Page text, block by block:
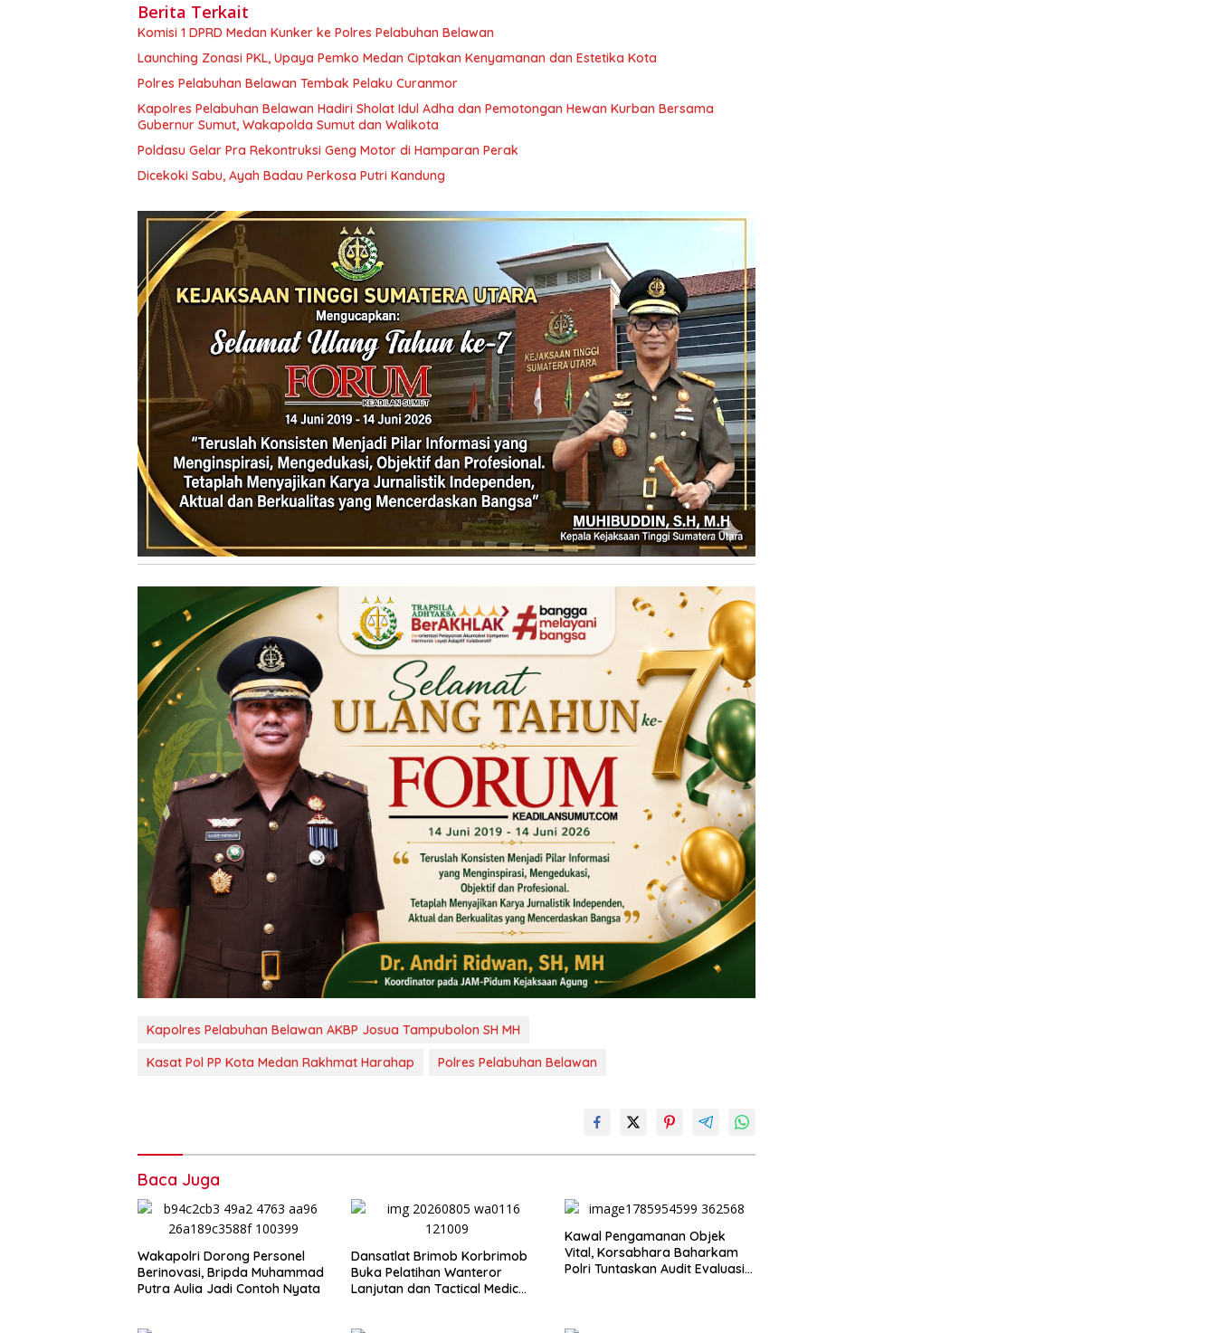
Berita Terkait
Komisi 1 DPRD Medan Kunker ke Polres Pelabuhan Belawan
Launching Zonasi PKL, Upaya Pemko Medan Ciptakan Kenyamanan dan Estetika Kota
Polres Pelabuhan Belawan Tembak Pelaku Curanmor
Kapolres Pelabuhan Belawan Hadiri Sholat Idul Adha dan Pemotongan Hewan Kurban Bersama
Gubernur Sumut, Wakapolda Sumut dan Walikota
Poldasu Gelar Pra Rekontruksi Geng Motor di Hamparan Perak
Dicekoki Sabu, Ayah Badau Perkosa Putri Kandung
Kapolres Pelabuhan Belawan AKBP Josua Tampubolon SH MH
Kasat Pol PP Kota Medan Rakhmat Harahap
Polres Pelabuhan Belawan
Baca Juga
Wakapolri Dorong Personel
Berinovasi, Bripda Muhammad
Putra Aulia Jadi Contoh Nyata
Dansatlat Brimob Korbrimob
Buka Pelatihan Wanteror
Lanjutan dan Tactical Medic
Kawal Pengamanan Objek
Vital, Korsabhara Baharkam
Polri Tuntaskan Audit Evaluasi